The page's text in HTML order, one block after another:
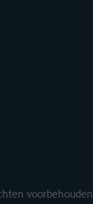
voorbehouden